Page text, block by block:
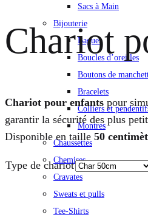
Sacs à Main
Bijouterie
Bagues
Boucles d’oreilles
Boutons de
Bracelets
Colliers et
Montres
Chaussettes
Chemises
Cravates
Sweats et pulls
Tee-Shirts
Chariot
Chariot pour enfants pour
garantir la sécurité des plus
Disponible en taille 50
Type de chariot